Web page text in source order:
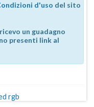
d'uso del sito
un guadagno
presenti link al
rgb